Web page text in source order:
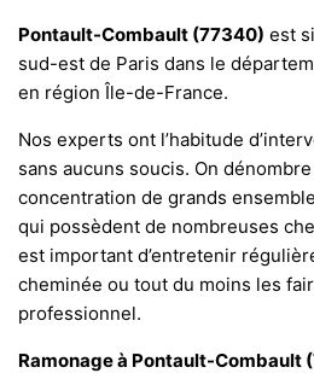
Pontault-Combault (77340) est
sud-est de Paris dans le
en région Île-de-France.
Nos experts ont l’habitude
sans aucuns soucis. On
concentration de grands
qui possèdent de nombreuses
est important d’entretenir
cheminée ou tout du moins les
professionnel.
Ramonage à Pontault-Combault